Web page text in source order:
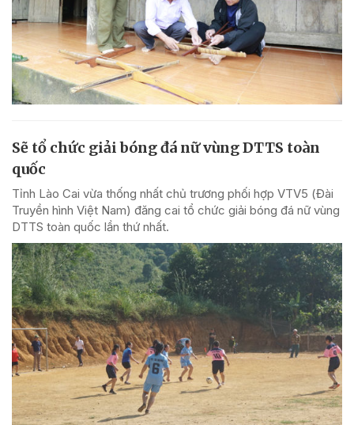
Sẽ tổ chức giải bóng đá nữ vùng DTTS toàn
quốc
Tỉnh Lào Cai vừa thống nhất chủ trương phối hợp VTV5 (Đài
Truyền hình Việt Nam) đăng cai tổ chức giải bóng đá nữ vùng
DTTS toàn quốc lần thứ nhất.